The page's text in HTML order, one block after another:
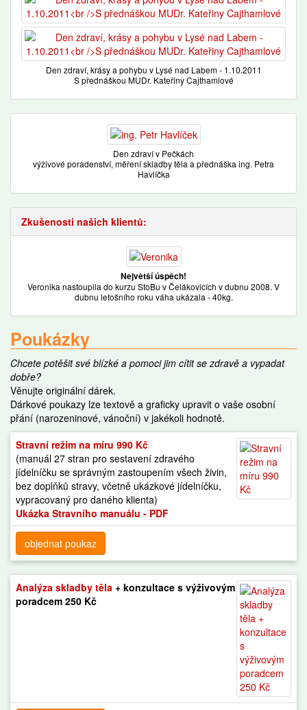
Den zdraví, krásy a pohybu v Lysé nad Labem - 1.10.2011
S přednáškou MUDr. Kateřiny Cajthamlové
Den zdraví v Pečkách
výživové poradenství, měření skladby těla a přednáška ing. Petra
Havlíčka
Zkušenosti našich klientů:
Největší úspěch!
Veronika nastoupila do kurzu StoBu v Čelákovicích v dubnu 2008. V
dubnu letošního roku váha ukázala - 40kg.
Poukázky
Chcete potěšit své blízké a pomoci jim cítit se zdravě a vypadat
dobře?
Věnujte originální dárek.
Dárkové poukazy lze textově a graficky upravit o vaše osobní
přání (narozeninové, vánoční) v jakékoli hodnotě.
Stravní režim na míru 990 Kč
(manuál 27 stran pro sestavení zdravého
jídelníčku se správným zastoupením všech živin,
bez doplňků stravy, včetně ukázkové jídelníčku,
vypracovaný pro daného klienta)
Ukázka Stravního manuálu - PDF
objednat poukaz
Analýza skladby těla + konzultace s výživovým
poradcem 250 Kč